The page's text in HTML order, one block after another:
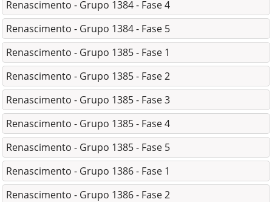
Renascimento - Grupo 1384 - Fase 4
Renascimento - Grupo 1384 - Fase 5
Renascimento - Grupo 1385 - Fase 1
Renascimento - Grupo 1385 - Fase 2
Renascimento - Grupo 1385 - Fase 3
Renascimento - Grupo 1385 - Fase 4
Renascimento - Grupo 1385 - Fase 5
Renascimento - Grupo 1386 - Fase 1
Renascimento - Grupo 1386 - Fase 2